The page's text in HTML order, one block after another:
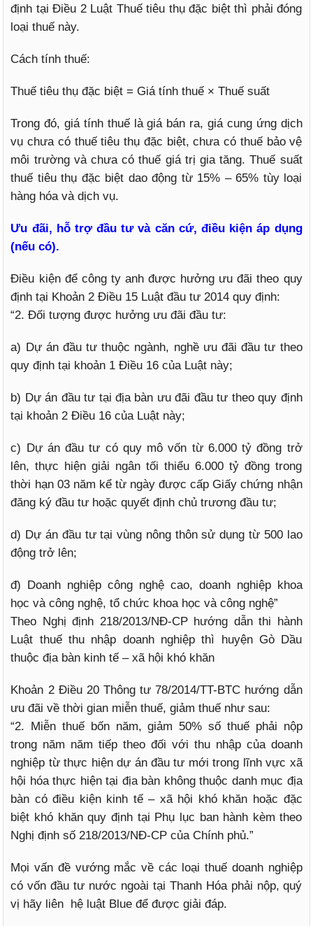
định tại Điều 2 Luật Thuế tiêu thụ đặc biệt thì phải đóng
loại thuế này.
Cách tính thuế:
Thuế tiêu thụ đặc biệt = Giá tính thuế × Thuế suất
Trong đó, giá tính thuế là giá bán ra, giá cung ứng dịch
vụ chưa có thuế tiêu thụ đặc biệt, chưa có thuế bảo vệ
môi trường và chưa có thuế giá trị gia tăng. Thuế suất
thuế tiêu thụ đặc biệt dao động từ 15% – 65% tùy loại
hàng hóa và dịch vụ.
Ưu đãi, hỗ trợ đầu tư và căn cứ, điều kiện áp dụng
(nếu có).
Điều kiện để công ty anh được hưởng ưu đãi theo quy
định tại Khoản 2 Điều 15 Luật đầu tư 2014 quy định:
“2. Đối tượng được hưởng ưu đãi đầu tư:
a) Dự án đầu tư thuộc ngành, nghề ưu đãi đầu tư theo
quy định tại khoản 1 Điều 16 của Luật này;
b) Dự án đầu tư tại địa bàn ưu đãi đầu tư theo quy định
tại khoản 2 Điều 16 của Luật này;
c) Dự án đầu tư có quy mô vốn từ 6.000 tỷ đồng trở
lên, thực hiện giải ngân tối thiểu 6.000 tỷ đồng trong
thời hạn 03 năm kể từ ngày được cấp Giấy chứng nhận
đăng ký đầu tư hoặc quyết định chủ trương đầu tư;
d) Dự án đầu tư tại vùng nông thôn sử dụng từ 500 lao
động trở lên;
đ) Doanh nghiệp công nghệ cao, doanh nghiệp khoa
học và công nghệ, tổ chức khoa học và công nghệ”
Theo Nghị định 218/2013/NĐ-CP hướng dẫn thi hành
Luật thuế thu nhập doanh nghiệp thì huyện Gò Dầu
thuộc địa bàn kinh tế – xã hội khó khăn
Khoản 2 Điều 20 Thông tư 78/2014/TT-BTC hướng dẫn
ưu đãi về thời gian miễn thuế, giảm thuế như sau:
“2. Miễn thuế bốn năm, giảm 50% số thuế phải nộp
trong năm năm tiếp theo đối với thu nhập của doanh
nghiệp từ thực hiện dự án đầu tư mới trong lĩnh vực xã
hội hóa thực hiện tại địa bàn không thuộc danh mục địa
bàn có điều kiện kinh tế – xã hội khó khăn hoặc đặc
biệt khó khăn quy định tại Phụ lục ban hành kèm theo
Nghị định số 218/2013/NĐ-CP của Chính phủ.”
Mọi vấn đề vướng mắc về các loại thuế doanh nghiệp
có vốn đầu tư nước ngoài tại Thanh Hóa phải nộp, quý
vị hãy liên hệ luật Blue để được giải đáp.